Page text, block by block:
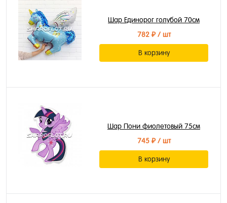
Шар Единорог голубой 70см
782 ₽/ шт
В корзину
Шар Пони фиолетовый 75см
745 ₽/ шт
В корзину